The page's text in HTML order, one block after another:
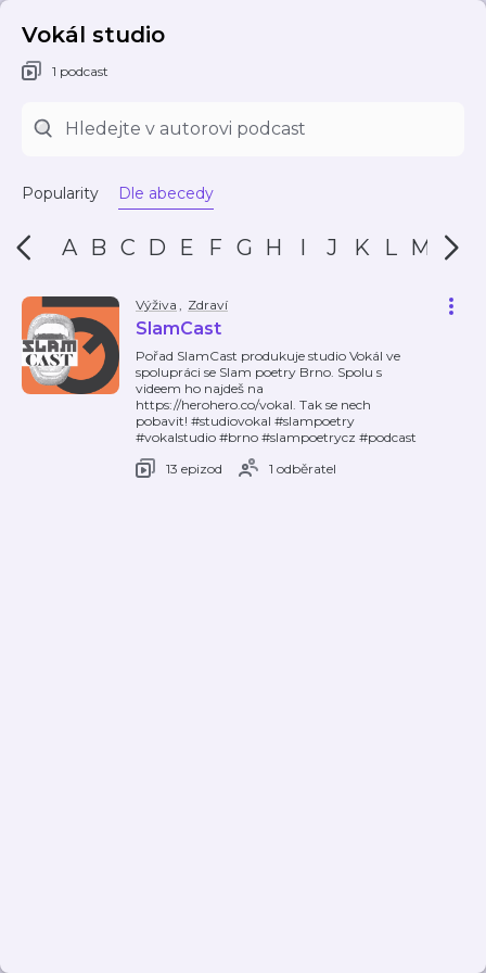
Vokál studio
1 podcast
Popularity Dle abecedy
A B C D E F G H I J K L M N
Výživa , Zdraví
SlamCast
Pořad SlamCast produkuje studio Vokál ve
spolupráci se Slam poetry Brno. Spolu s
videem ho najdeš na
https://herohero.co/vokal. Tak se nech
pobavit! #studiovokal #slampoetry
#vokalstudio #brno #slampoetrycz #podcast
13 epizod
1 odběratel